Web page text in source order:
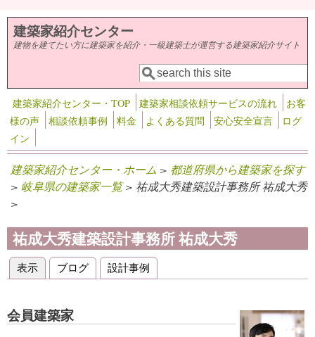
メインコンテンツに移動
建築家紹介センター
建物を建てたい方に建築家を紹介・一級建築士が運営する建築家紹介サイト
検索フォーム
検索
建築家紹介センター・TOP 建築家相談依頼サービスの流れ
お客
様の声
相談依頼事例 料金 よくある質問 安心安全宣言
ログ
イン
建築家紹介センター・ホーム > 都道府県から建築家を探す
> 岐阜県の建築家一覧> 祐成大秀建築設計事務所 祐成大秀
>
祐成大秀建築設計事務所 祐成大秀
プライマリータブ
表示 (アクティブなタブ)
ブログ 設計事例
会員建築家